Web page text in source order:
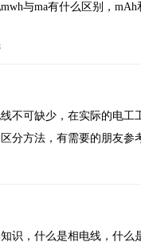
与ma有什么区别，
不可缺少，在实际的电
分方法，有需要的朋友参
识，什么是相电线，什